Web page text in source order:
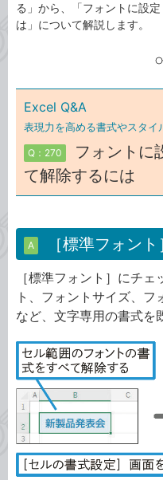
る」から、「フォントに設
は」について解説します。
Excel Q&A
表現力を高める書式やスタイ
Q：270
フォントに
て解除するには
A ［標準フォン
［標準フォント］にチ
ト、フォントサイズ、
など、文字専用の書式を